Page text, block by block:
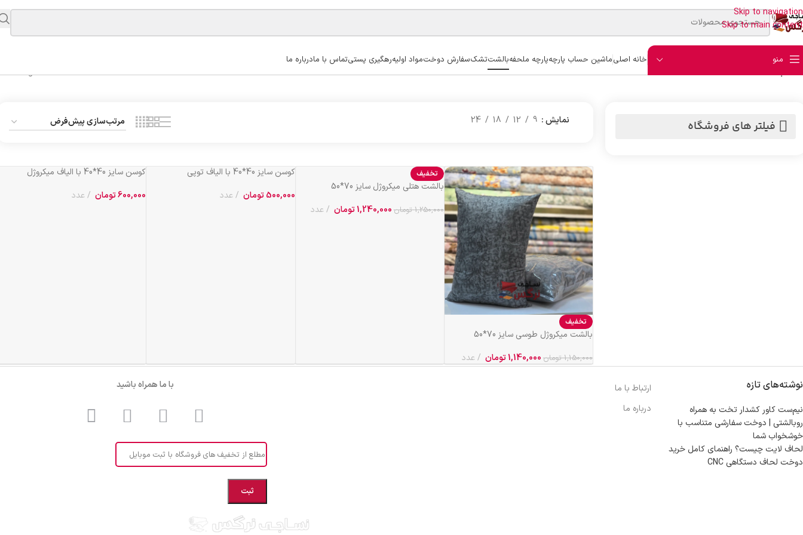
Skip to navigation
Skip to main content
منو خانه اصلیماشین حساب پارچهپارچه ملحفهبالشتتشکسفارش دوختمواد اولیهرهگیری پستیتماس با مادرباره ما
خانه/بالشت Showing all 4 results
فیلتر های فروشگاه نمایش 9
12
18
24
تخفیف
بالشت میکروژل طوسی سایز 70*50
1,150,000 تومان 1,140,000تومان عدد
تخفیف
بالشت هتلی میکروژل سایز 70*50
1,250,000 تومان 1,240,000تومان عدد
کوسن سایز 40*40 با الیاف توپی
500,000 تومان عدد
کوسن سایز 40*40 با الیاف میکروژل
600,000تومان عدد
نوشته‌های تازه
نیم‌ست کاور کشدار تخت به همراه
روبالشتی | دوخت سفارشی متناسب با
خوشخواب شما
لحاف لایت چیست؟ راهنمای کامل خرید
دوخت لحاف دستگاهی CNC
ارتباط با ما
درباره ما
با ما همراه باشید
مطلع از تخفیف های فروشگاه با ثبت موبایل